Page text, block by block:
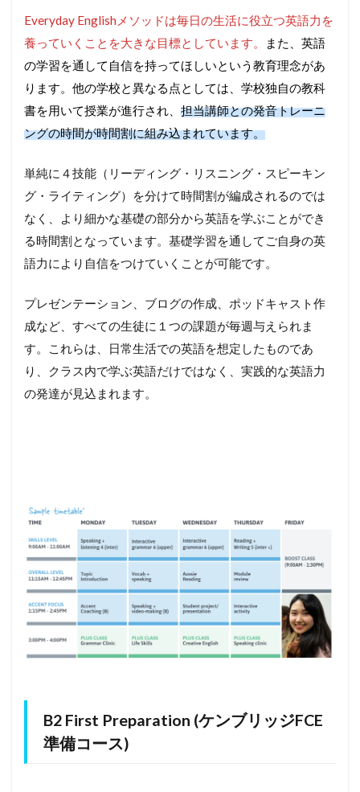
Everyday Englishメソッドは毎日の生活に役立つ英語力を
養っていくことを大きな目標としています。
また、英語
の学習を通して自信を持ってほしいという教育理念があ
ります。他の学校と異なる点としては、学校独自の教科
書を用いて授業が進行され、 担当講師との発音トレーニ
ングの時間が時間割に組み込まれています。
単純に４技能（リーディング・リスニング・スピーキン
グ・ライティング）を分けて時間割が編成されるのでは
なく、より細かな基礎の部分から英語を学ぶことができ
る時間割となっています。基礎学習を通してご自身の英
語力により自信をつけていくことが可能です。
プレゼンテーション、ブログの作成、ポッドキャスト作
成など、すべての生徒に１つの課題が毎週与えられま
す。これらは、日常生活での英語を想定したものであ
り、クラス内で学ぶ英語だけではなく、実践的な英語力
の発達が見込まれます。
B2 First Preparation (ケンブリッジFCE
準備コース)